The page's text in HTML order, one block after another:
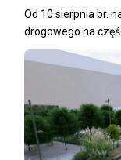
Od 10 sierpnia br.
drogowego na